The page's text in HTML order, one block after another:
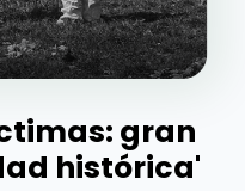
gran
histórica'